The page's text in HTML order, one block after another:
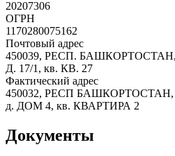
20207306
ОГРН
1170280075162
Почтовый адрес
450039, РЕСП.
Д. 17/1, кв. КВ. 27
Фактический адрес
450032, РЕСП
д. ДОМ 4, кв. КВАРТИРА 2
Документы